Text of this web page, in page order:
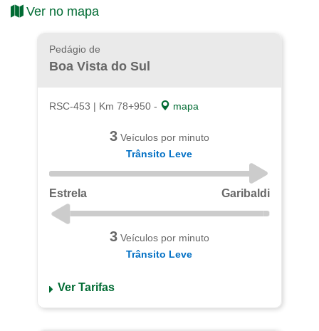
Ver no mapa
Pedágio de
Boa Vista do Sul
RSC-453 | Km 78+950 - mapa
3Veículos por minuto
Trânsito Leve
Estrela Garibaldi
3Veículos por minuto
Trânsito Leve
Ver Tarifas